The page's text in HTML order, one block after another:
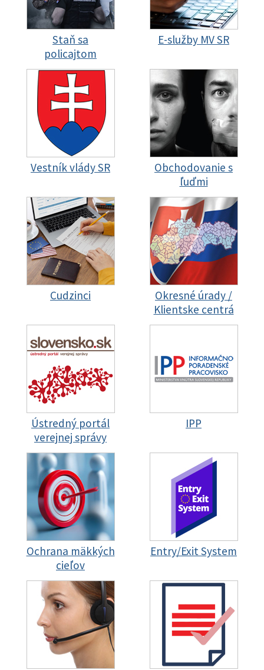
Staň sa
policajtom
E-služby MV SR
Vestník vlády SR
Obchodovanie s
ľuďmi
Cudzinci
Okresné úrady /
Klientske centrá
Ústredný portál
verejnej správy
IPP
Ochrana mäkkých
cieľov
Entry/Exit System